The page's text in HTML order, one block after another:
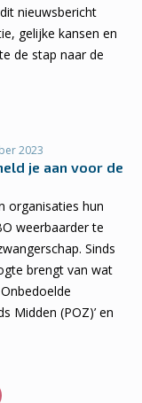
nieuwsbericht
gelijke kansen en
de stap naar de
2023
je aan voor de
organisaties hun
weerbaarder te
Sinds
brengt van wat
Midden (POZ)’ en